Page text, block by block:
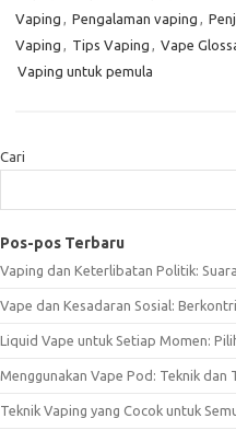
Vaping , Pengalaman vaping ,
Vaping , Tips Vaping , Vape
Vaping untuk pemula
Cari
Pos-pos Terbaru
Vaping dan Keterlibatan Politik:
Vape dan Kesadaran Sosial:
Liquid Vape untuk Setiap Momen:
Menggunakan Vape Pod: Teknik dan
Teknik Vaping yang Cocok untuk